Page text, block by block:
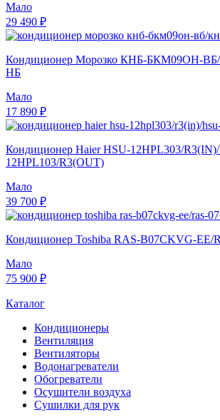
Мало
29 490 ₽
Кондиционер Морозко КНБ-БКМ09ОН-
НБ
Мало
17 890 ₽
Кондиционер Haier HSU-12HPL303/
12HPL103/R3(OUT)
Мало
39 700 ₽
Кондиционер Toshiba RAS-B07CKVG-EE/
Мало
75 900 ₽
Каталог
Кондиционеры
Вентиляция
Вентиляторы
Водонагреватели
Обогреватели
Осушители воздуха
Сушилки для рук